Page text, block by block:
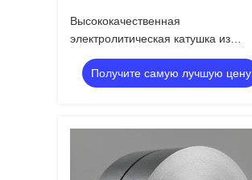
Высококачественная
электролитическая катушка из
оловянной плиты и TFS для
глобальной упаковки пищевых
продуктов
Получите самую лучшую цену